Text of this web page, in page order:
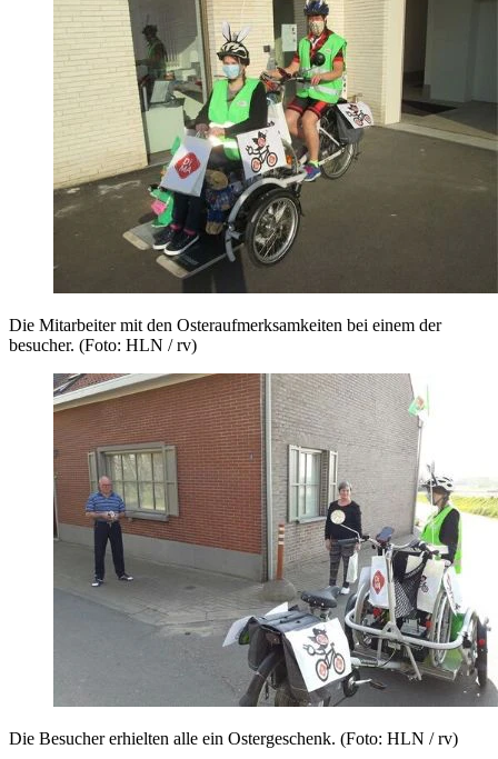
Die Mitarbeiter mit den Osteraufmerksamkeiten bei einem der
besucher. (Foto: HLN / rv)
Die Besucher erhielten alle ein Ostergeschenk. (Foto: HLN / rv)